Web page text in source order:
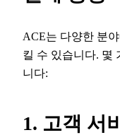
ACE는 다양한 분
킬 수 있습니다. 몇
니다:
1. 고객 서